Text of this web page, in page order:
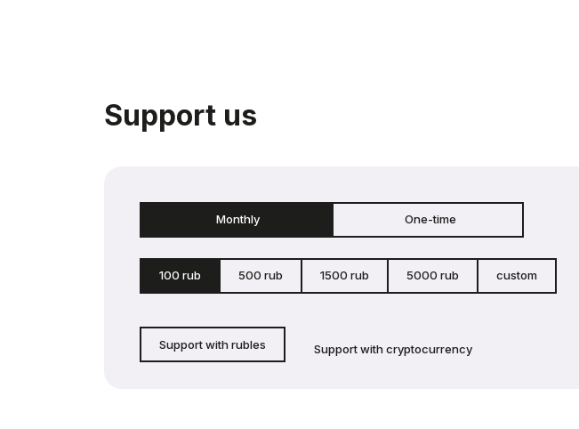
Support us
Monthly One-time
100 rub 500 rub 1500 rub 5000 rub custom
Support with rubles Support with cryptocurrency